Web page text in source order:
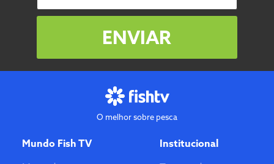
ENVIAR
O melhor sobre pesca
Mundo Fish TV
Institucional